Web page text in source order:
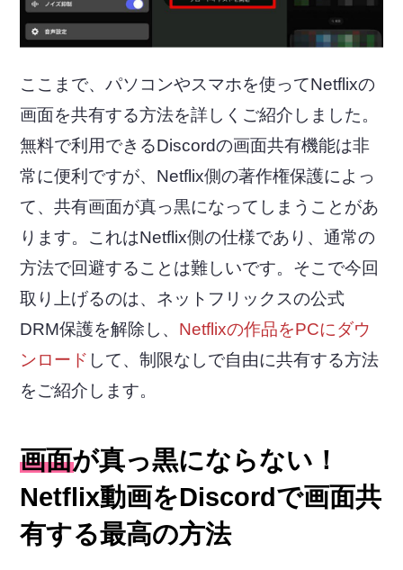
ここまで、パソコンやスマホを使ってNetflixの
画面を共有する方法を詳しくご紹介しました。
無料で利用できるDiscordの画面共有機能は非
常に便利ですが、Netflix側の著作権保護によっ
て、共有画面が真っ黒になってしまうことがあ
ります。これはNetflix側の仕様であり、通常の
方法で回避することは難しいです。そこで今回
取り上げるのは、ネットフリックスの公式
DRM保護を解除し、 Netflixの作品をPCにダウ
ンロード して、制限なしで自由に共有する方法
をご紹介します。
画面が真っ黒にならない！
Netflix動画をDiscordで画面共
有する最高の方法